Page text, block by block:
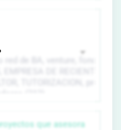
que asesora